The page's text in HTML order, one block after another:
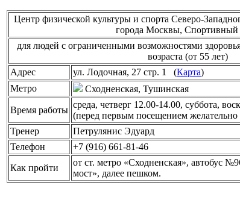
Центр физической культуры и спорта Северо-
города Москвы, Спортивный
для людей с ограниченными возможностями
возраста (от 55 лет)
Адрес
ул. Лодочная, 27 стр. 1 (Карта)
Метро
Сходненская, Тушинская
Время работы
среда, четверг 12.00-14.00, суббота,
(перед первым посещением желательно
Тренер
Петрулянис Эдуард
Телефон
+7 (916) 661-81-46
Как пройти
от ст. метро «Сходненская», автобус
мост», далее пешком.